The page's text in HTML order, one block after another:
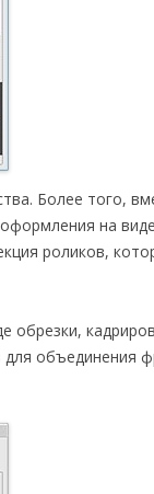
Более того,
на
роликов,
обрезки,
для объединения